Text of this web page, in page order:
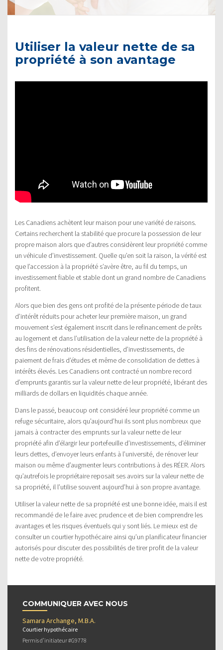
Utiliser la valeur nette de sa
propriété à son avantage
Les Canadiens achètent leur maison pour une variété de raisons.
Certains recherchent la stabilité que procure la possession de leur
propre maison alors que d’autres considèrent leur propriété comme
un véhicule d’investissement. Quelle qu’en soit la raison, la vérité est
que l’accession à la propriété s’avère être, au fil du temps, un
investissement fiable et stable dont un grand nombre de Canadiens
profitent.
Alors que bien des gens ont profité de la présente période de taux
d’intérêt réduits pour acheter leur première maison, un grand
mouvement s’est également inscrit dans le refinancement de prêts
au logement et dans l’utilisation de la valeur nette de la propriété à
des fins de rénovations résidentielles, d’investissements, de
paiement de frais d’études et même de consolidation de dettes à
intérêts élevés. Les Canadiens ont contracté un nombre record
d’emprunts garantis sur la valeur nette de leur propriété, libérant des
milliards de dollars en liquidités chaque année.
Dans le passé, beaucoup ont considéré leur propriété comme un
refuge sécuritaire, alors qu’aujourd’hui ils sont plus nombreux que
jamais à contracter des emprunts sur la valeur nette de leur
propriété afin d’élargir leur portefeuille d’investissements, d’éliminer
leurs dettes, d’envoyer leurs enfants à l’université, de rénover leur
maison ou même d’augmenter leurs contributions à des RÉER. Alors
qu’autrefois le propriétaire reposait ses avoirs sur la valeur nette de
sa propriété, il l’utilise souvent aujourd’hui à son propre avantage.
Utiliser la valeur nette de sa propriété est une bonne idée, mais il est
recommandé de le faire avec prudence et de bien comprendre les
avantages et les risques éventuels qui y sont liés. Le mieux est de
consulter un courtier hypothécaire ainsi qu’un planificateur financier
autorisés pour discuter des possibilités de tirer profit de la valeur
nette de votre propriété.
COMMUNIQUER AVEC NOUS
Samara Archange, M.B.A.
Courtier hypothécaire
Permis d’initiateur #G9778